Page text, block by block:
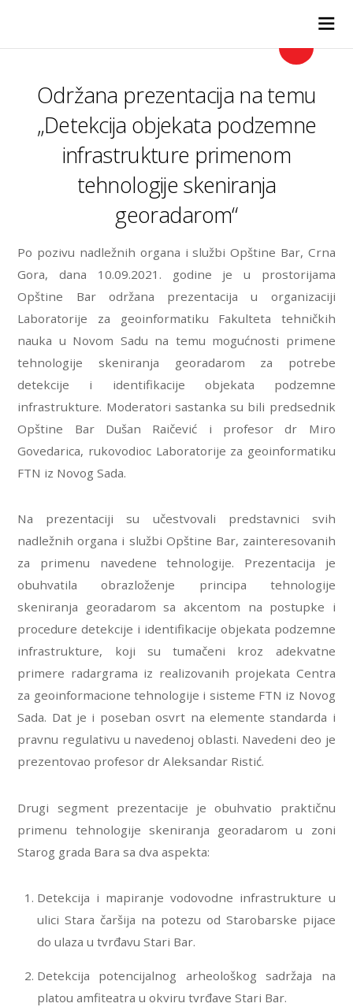
Održana prezentacija na temu
„Detekcija objekata podzemne
infrastrukture primenom
tehnologije skeniranja
georadarom“
Po pozivu nadležnih organa i službi Opštine Bar, Crna
Gora, dana 10.09.2021. godine je u prostorijama
Opštine Bar održana prezentacija u organizaciji
Laboratorije za geoinformatiku Fakulteta tehničkih
nauka u Novom Sadu na temu mogućnosti primene
tehnologije skeniranja georadarom za potrebe
detekcije i identifikacije objekata podzemne
infrastrukture. Moderatori sastanka su bili predsednik
Opštine Bar Dušan Raičević i profesor dr Miro
Govedarica, rukovodioc Laboratorije za geoinformatiku
FTN iz Novog Sada.
Na prezentaciji su učestvovali predstavnici svih
nadležnih organa i službi Opštine Bar, zainteresovanih
za primenu navedene tehnologije. Prezentacija je
obuhvatila obrazloženje principa tehnologije
skeniranja georadarom sa akcentom na postupke i
procedure detekcije i identifikacije objekata podzemne
infrastrukture, koji su tumačeni kroz adekvatne
primere radargrama iz realizovanih projekata Centra
za geoinformacione tehnologije i sisteme FTN iz Novog
Sada. Dat je i poseban osvrt na elemente standarda i
pravnu regulativu u navedenoj oblasti. Navedeni deo je
prezentovao profesor dr Aleksandar Ristić.
Drugi segment prezentacije je obuhvatio praktičnu
primenu tehnologije skeniranja georadarom u zoni
Starog grada Bara sa dva aspekta:
Detekcija i mapiranje vodovodne infrastrukture u
ulici Stara čaršija na potezu od Starobarske pijace
do ulaza u tvrđavu Stari Bar.
Detekcija potencijalnog arheološkog sadržaja na
platou amfiteatra u okviru tvrđave Stari Bar.